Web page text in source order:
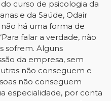
curso de psicologia da
e da Saúde, Odair
há uma forma de
falar a verdade, não
sofrem. Alguns
da empresa, sem
não conseguem e
não conseguem
especialidade, por conta